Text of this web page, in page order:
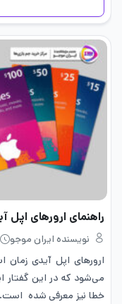
راهنمای ارور‌های اپل
نویسنده ایران موجو
می‌شود که در این گفتار
خطا نیز معرفی شده است.